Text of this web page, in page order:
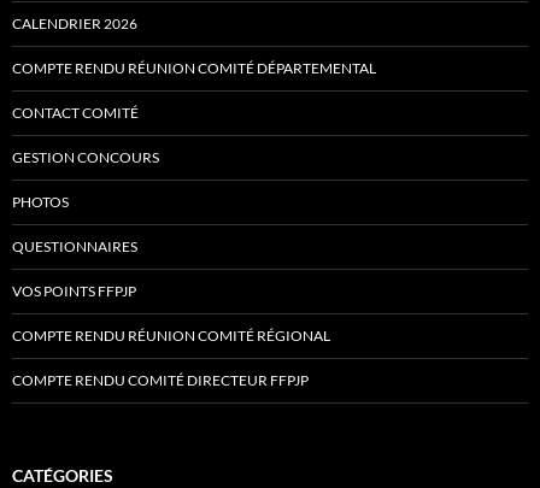
CALENDRIER 2026
COMPTE RENDU RÉUNION COMITÉ DÉPARTEMENTAL
CONTACT COMITÉ
GESTION CONCOURS
PHOTOS
QUESTIONNAIRES
VOS POINTS FFPJP
COMPTE RENDU RÉUNION COMITÉ RÉGIONAL
COMPTE RENDU COMITÉ DIRECTEUR FFPJP
CATÉGORIES